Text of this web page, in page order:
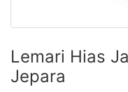
Lemari Hias
Jepara